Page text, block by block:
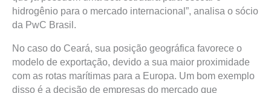
hidrogênio para o mercado internacional”, analisa o sócio
da PwC Brasil.
No caso do Ceará, sua posição geográfica favorece o
modelo de exportação, devido a sua maior proximidade
com as rotas marítimas para a Europa. Um bom exemplo
disso é a decisão de empresas do mercado que